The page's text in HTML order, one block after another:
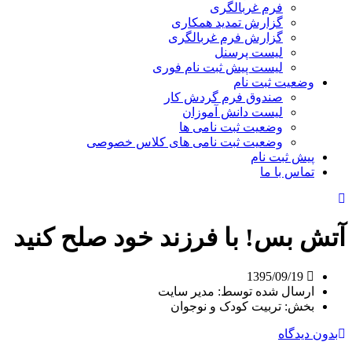
فرم غربالگری
گزارش تمدید همکاری
گزارش فرم غربالگری
لیست پرسنل
لیست پیش ثبت نام فوری
وضعیت ثبت نام
صندوق فرم گردش کار
لیست دانش آموزان
وضعیت ثبت نامی ها
وضعیت ثبت نامی های کلاس خصوصی
پیش ثبت نام
تماس با ما
آتش بس! با فرزند خود صلح کنید
ارسال شده توسط: مدیر سایت
بخش: تربیت کودک و نوجوان
بدون دیدگاه